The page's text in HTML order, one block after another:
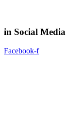
in Social Media
Facebook-f